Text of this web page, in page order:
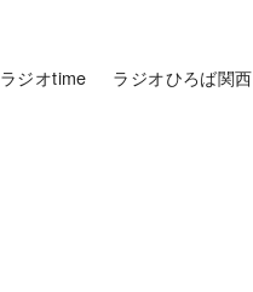
ラジオtime ラジオひろば関西